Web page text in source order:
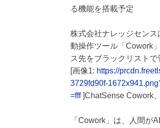
る機能を搭載予定
株式会社ナレッジセン
動操作ツール「Cowork
ス先をブラックリストで
[画像1: https://
3729fd90f-
=fff]ChatSense Cowork
「Cowork」は、人間が